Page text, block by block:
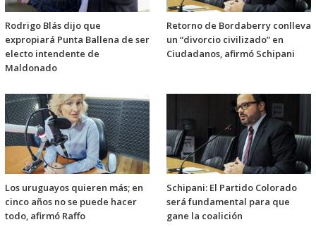
Rodrigo Blás dijo que
expropiará Punta Ballena de ser
electo intendente de
Maldonado
Retorno de Bordaberry conlleva
un “divorcio civilizado” en
Ciudadanos, afirmó Schipani
Los uruguayos quieren más; en
cinco años no se puede hacer
todo, afirmó Raffo
Schipani: El Partido Colorado
será fundamental para que
gane la coalición